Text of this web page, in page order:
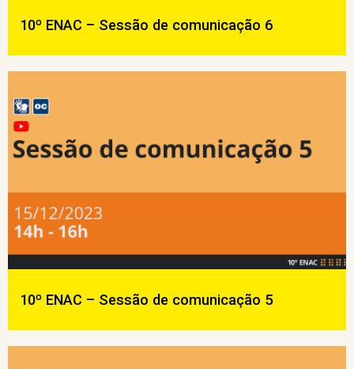
10º ENAC – Sessão de comunicação 6
10º ENAC – Sessão de comunicação 5